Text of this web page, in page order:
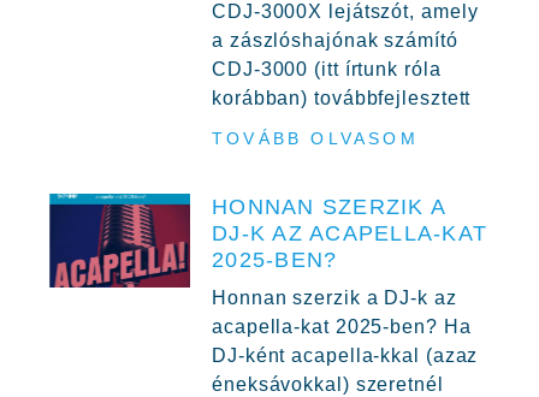
CDJ-3000X lejátszót, amely
a zászlóshajónak számító
CDJ-3000 (itt írtunk róla
korábban) továbbfejlesztett
TOVÁBB OLVASOM
HONNAN SZERZIK A
DJ-K AZ ACAPELLA-KAT
2025-BEN?
Honnan szerzik a DJ-k az
acapella-kat 2025-ben? Ha
DJ-ként acapella-kkal (azaz
éneksávokkal) szeretnél